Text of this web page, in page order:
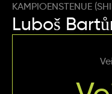
KAMPIOENSTENUE
Luboš